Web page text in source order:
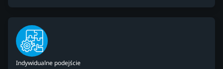
Indywidualne podejście